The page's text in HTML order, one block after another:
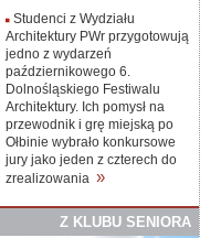
Studenci z Wydziału
Architektury PWr przygotowują
jedno z wydarzeń
październikowego 6.
Dolnośląskiego Festiwalu
Architektury. Ich pomysł na
przewodnik i grę miejską po
Ołbinie wybrało konkursowe
jury jako jeden z czterech do
zrealizowania »
Z K LUBU S ENIORA